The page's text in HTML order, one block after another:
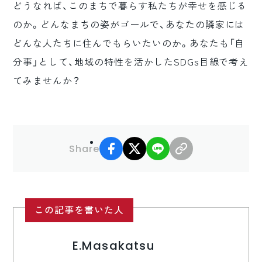
どうなれば、このまちで暮らす私たちが幸せを感じる
のか。どんなまちの姿がゴールで、あなたの隣家には
どんな人たちに住んでもらいたいのか。あなたも「自
分事」として、地域の特性を活かしたSDGs目線で考え
てみませんか？
Share
facebook
X LINE
この記事を書いた人
E.Masakatsu